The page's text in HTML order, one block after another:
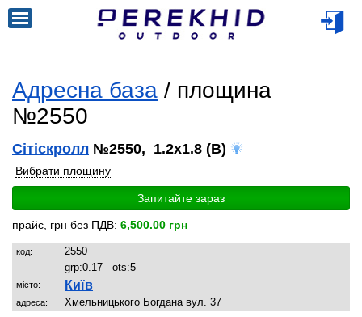
Адресна база / площина
№2550
Сітіскролл №2550, 1.2x1.8 (B)
Вибрати площину
Запитайте зараз
прайс, грн без ПДВ: 6,500.00 грн
код:
2550
grp:0.17 ots:5
місто: Київ
адреса: Хмельницького Богдана вул. 37